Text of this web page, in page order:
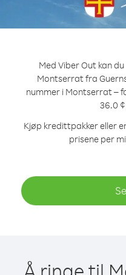
Med Viber Out kan
Montserrat fra
nummer i Montserrat –
36.0
Kjøp kredittpakker eller
prisene per